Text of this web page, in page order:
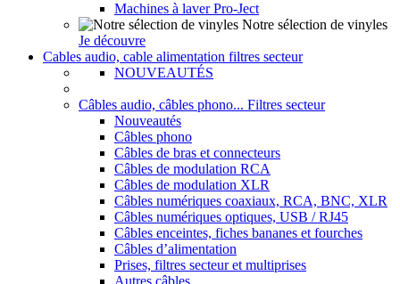
Machines à laver Pro-Ject
Notre sélection de vinyles
Je découvre
Cables audio, cable alimentation filtres secteur
NOUVEAUTÉS
Câbles audio, câbles phono... Filtres secteur
Nouveautés
Câbles phono
Câbles de bras et connecteurs
Câbles de modulation RCA
Câbles de modulation XLR
Câbles numériques coaxiaux, RCA, BNC, XLR
Câbles numériques optiques, USB / RJ45
Câbles enceintes, fiches bananes et fourches
Câbles d’alimentation
Prises, filtres secteur et multiprises
Autres câbles